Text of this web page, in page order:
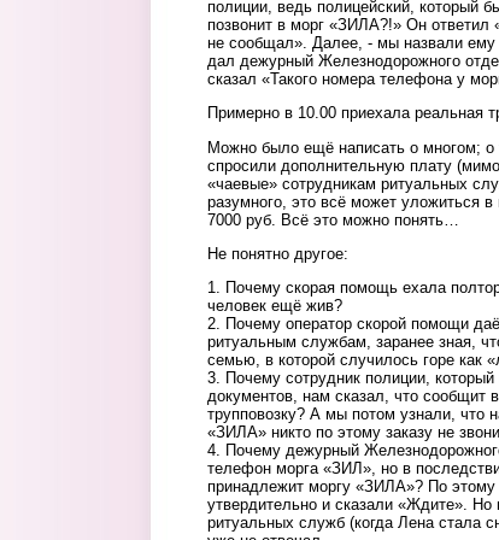
полиции, ведь полицейский, который
позвонит в морг «ЗИЛА?!» Он ответил
не сообщал». Далее, - мы назвали ему
дал дежурный Железнодорожного
сказал «Такого номера телефона у
Примерно в 10.00 приехала реальная
Можно было ещё написать о многом; о
спросили дополнительную плату
«чаевые» сотрудникам ритуальных
разумного, это всё может уложиться
7000 руб. Всё это можно понять…
Не понятно другое:
1. Почему скорая помощь ехала
человек ещё жив?
2. Почему оператор скорой помощи
ритуальным службам, заранее зная,
семью, в которой случилось горе как
3. Почему сотрудник полиции,
документов, нам сказал, что сообщит
трупповозку? А мы потом узнали, что
«ЗИЛА» никто по этому заказу не
4. Почему дежурный
телефон морга «ЗИЛ», но в
принадлежит моргу «ЗИЛА»? По этому
утвердительно и сказали «Ждите». Но
ритуальных служб (когда Лена стала